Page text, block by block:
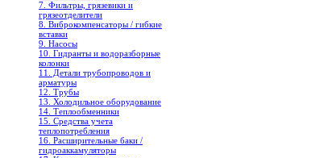
7. Фильтры, грязевики и
грязеотделители
8. Виброкомпенсаторы / гибкие
вставки
9. Насосы
10. Гидранты и водоразборные
колонки
11. Детали трубопроводов и
арматуры
12. Трубы
13. Холодильное oборудование
14. Теплообменники
15. Средства учета
теплопотребления
16. Расширительные баки /
гидроаккамуляторы